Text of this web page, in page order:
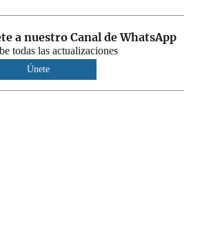
a nuestro Canal de WhatsApp
todas las actualizaciones
Únete